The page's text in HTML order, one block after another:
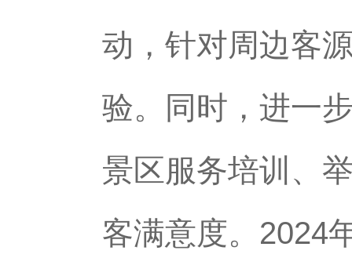
动，针对周边客
验。同时，进一
景区服务培训、
客满意度。2024